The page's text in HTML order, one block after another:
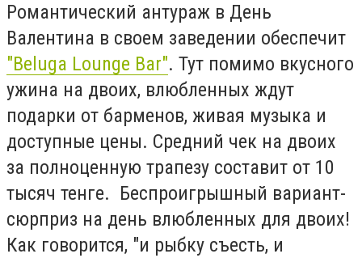
Романтический антураж в День
Валентина в своем заведении обеспечит
"Beluga Lounge Bar". Тут помимо вкусного
ужина на двоих, влюбленных ждут
подарки от барменов, живая музыка и
доступные цены. Средний чек на двоих
за полноценную трапезу составит от 10
тысяч тенге. Беспроигрышный вариант-
сюрприз на день влюбленных для двоих!
Как говорится, "и рыбку съесть, и